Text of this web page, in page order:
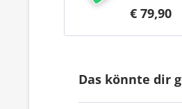
€ 79,90
Das könnte dir